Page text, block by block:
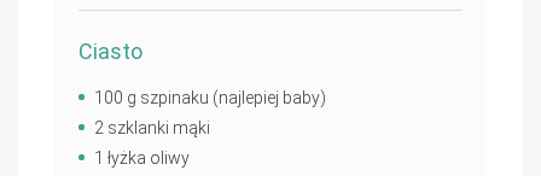
Ciasto
100 g szpinaku (najlepiej baby)
2 szklanki mąki
1 łyżka oliwy